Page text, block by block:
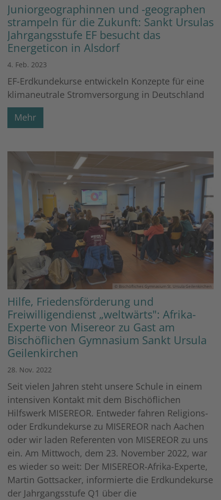
Juniorgeographinnen und -geographen
strampeln für die Zukunft: Sankt Ursulas
Jahrgangsstufe EF besucht das
Energeticon in Alsdorf
4. Feb. 2023
EF-Erdkundekurse entwickeln Konzepte für eine
klimaneutrale Stromversorgung in Deutschland
Mehr
© Bischöfliches Gymnasium St. Ursula Geilenkirchen
Hilfe, Friedensförderung und
Freiwilligendienst „weltwärts": Afrika-
Experte von Misereor zu Gast am
Bischöflichen Gymnasium Sankt Ursula
Geilenkirchen
28. Nov. 2022
Seit vielen Jahren steht unsere Schule in einem
intensiven Kontakt mit dem Bischöflichen
Hilfswerk MISEREOR. Entweder fahren Religions-
oder Erdkundekurse zu MISEREOR nach Aachen
oder wir laden Referenten von MISEREOR zu uns
ein. Am Mittwoch, dem 23. November 2022, war
es wieder so weit: Der MISEREOR-Afrika-Experte,
Martin Gottsacker, informierte die Erdkundekurse
der Jahrgangsstufe Q1 über die